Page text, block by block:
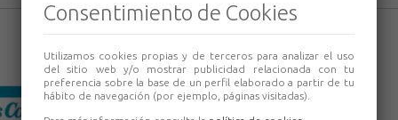
Consentimiento de Cookies
Utilizamos cookies propias y de terceros para analizar el uso
del sitio web y/o mostrar publicidad relacionada con tu
preferencia sobre la base de un perfil elaborado a partir de tu
hábito de navegación (por ejemplo, páginas visitadas).